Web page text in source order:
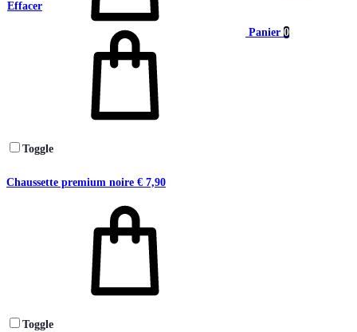
Panier 0
Effacer
Toggle
Chaussette premium noire € 7,90
Toggle